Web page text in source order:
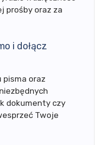
prośby oraz za
i dołącz
pisma oraz
dokumenty czy
Twoje